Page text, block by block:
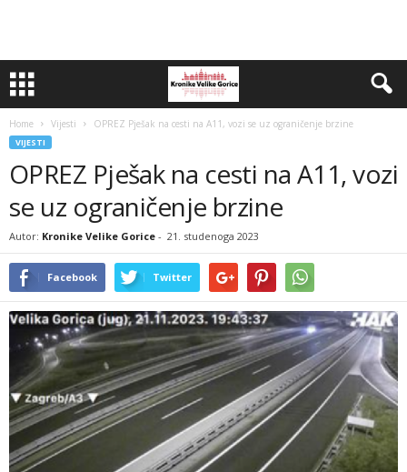
Home Vijesti OPREZ Pješak na cesti na A11, vozi se uz ograničenje brzine
VIJESTI
OPREZ Pješak na cesti na A11, vozi
se uz ograničenje brzine
Autor: Kronike Velike Gorice - 21. studenoga 2023
Facebook Twitter